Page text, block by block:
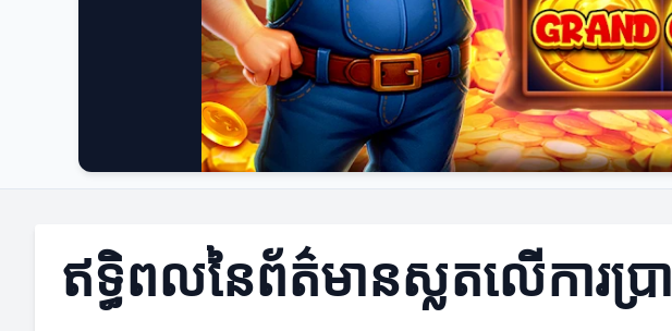
ឥទ្ធិពលនៃព័ត៌មានស្លតលើការ